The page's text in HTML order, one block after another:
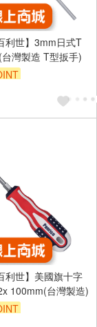
利世】3mm日式T
灣製造 T型扳手)
利世】美國旗十字
100mm(台灣製造)